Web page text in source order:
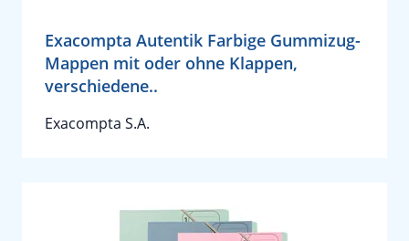
Exacompta Autentik Farbige Gummizug-
Mappen mit oder ohne Klappen,
verschiedene..
Exacompta S.A.